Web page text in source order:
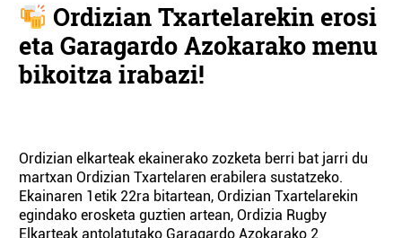
Ordizian Txartelarekin erosi
eta Garagardo Azokarako menu
bikoitza irabazi!
Ordizian elkarteak ekainerako zozketa berri bat jarri du
martxan Ordizian Txartelaren erabilera sustatzeko.
Ekainaren 1etik 22ra bitartean, Ordizian Txartelarekin
egindako erosketa guztien artean, Ordizia Rugby
Elkarteak antolatutako Garagardo Azokarako 2